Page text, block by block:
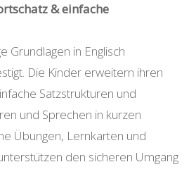
& einfache
Grundlagen in Englisch
Die Kinder erweitern ihren
Satzstrukturen und
und Sprechen in kurzen
Übungen, Lernkarten und
den sicheren Umgang